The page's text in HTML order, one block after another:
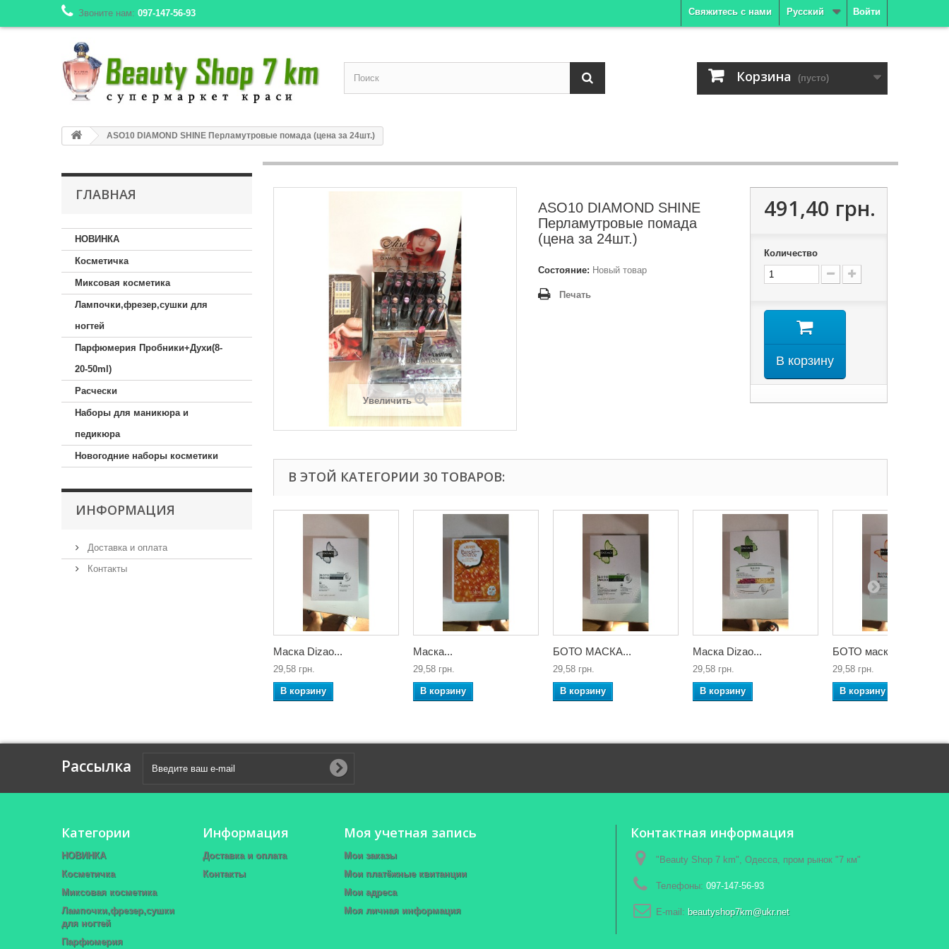
Войти
Русский
Свяжитесь с нами
Звоните нам: 097-147-56-93
Корзина (пусто)
ASO10 DIAMOND SHINE Перламутровые помада (цена за 24шт.)
ГЛАВНАЯ
НОВИНКА
Косметичка
Миксовая косметика
Лампочки,фрезер,сушки для
ногтей
Парфюмерия Пробники+Духи(8-
20-50ml)
Расчески
Наборы для маникюра и
педикюра
Новогодние наборы косметики
ИНФОРМАЦИЯ
Доставка и оплата
Контакты
Увеличить
ASO10 DIAMOND SHINE
Перламутровые помада
(цена за 24шт.)
Состояние: Новый товар
Печать
491,40 грн.
Количество
В корзину
В ЭТОЙ КАТЕГОРИИ 30 ТОВАРОВ:
Маска Dizao...
29,58 грн.
В корзину
Маска...
29,58 грн.
В корзину
БОТО МАСКА...
29,58 грн.
В корзину
Маска Dizao...
29,58 грн.
В корзину
БОТО маска...
29,58 грн.
В корзину
Рассылка
Категории
НОВИНКА
Косметичка
Миксовая косметика
Лампочки,фрезер,сушки
для ногтей
Парфюмерия
Информация
Доставка и оплата
Контакты
Моя учетная запись
Мои заказы
Мои платёжные квитанции
Мои адреса
Моя личная информация
Контактная информация
"Beauty Shop 7 km", Одесса, пром рынок "7 км"
Телефоны: 097-147-56-93
E-mail: beautyshop7km@ukr.net